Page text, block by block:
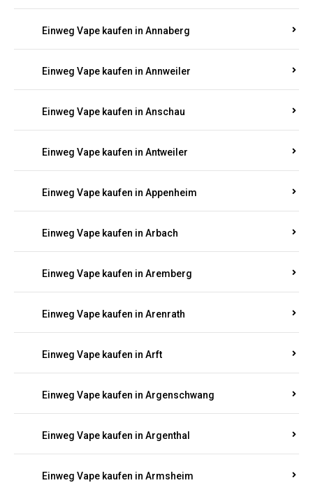
Einweg Vape kaufen in Annaberg
Einweg Vape kaufen in Annweiler
Einweg Vape kaufen in Anschau
Einweg Vape kaufen in Antweiler
Einweg Vape kaufen in Appenheim
Einweg Vape kaufen in Arbach
Einweg Vape kaufen in Aremberg
Einweg Vape kaufen in Arenrath
Einweg Vape kaufen in Arft
Einweg Vape kaufen in Argenschwang
Einweg Vape kaufen in Argenthal
Einweg Vape kaufen in Armsheim